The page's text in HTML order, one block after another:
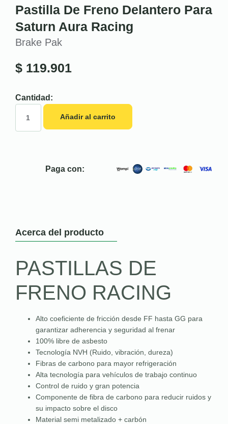
Pastilla De Freno Delantero Para
Saturn Aura Racing
Brake Pak
$ 119.901
Cantidad:
Añadir al carrito
Paga con:
Acerca del producto
PASTILLAS DE
FRENO RACING
Alto coeficiente de fricción desde FF hasta GG para
garantizar adherencia y seguridad al frenar
100% libre de asbesto
Tecnología NVH (Ruido, vibración, dureza)
Fibras de carbono para mayor refrigeración
Alta tecnología para vehículos de trabajo continuo
Control de ruido y gran potencia
Componente de fibra de carbono para reducir ruidos y
su impacto sobre el disco
Material semi metalizado + carbón